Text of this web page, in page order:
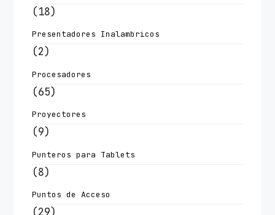
(18)
Presentadores Inalambricos
(2)
Procesadores
(65)
Proyectores
(9)
Punteros para Tablets
(8)
Puntos de Acceso
(29)